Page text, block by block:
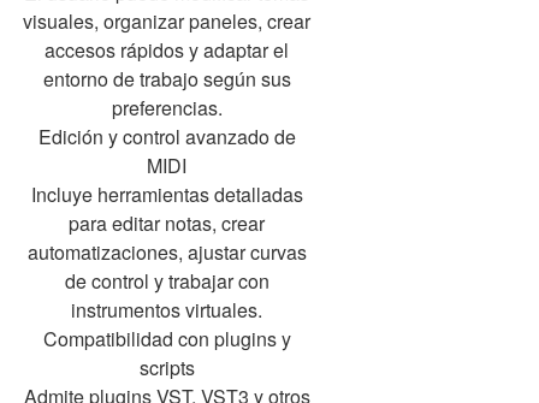
visuales, organizar paneles, crear
accesos rápidos y adaptar el
entorno de trabajo según sus
preferencias.
Edición y control avanzado de
MIDI
Incluye herramientas detalladas
para editar notas, crear
automatizaciones, ajustar curvas
de control y trabajar con
instrumentos virtuales.
Compatibilidad con plugins y
scripts
Admite plugins VST, VST3 y otros